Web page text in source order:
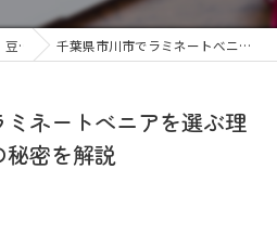
豆知識 千葉県市川市でラミネートべニアを選ぶ理由は？美しい歯の秘密を解説
ネートべニアを選ぶ理
秘密を解説